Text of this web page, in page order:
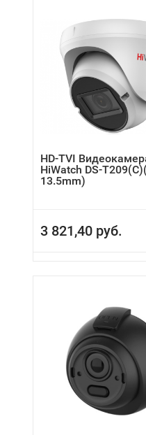
HD-TVI
HiWatch DS-
13.5mm)
3 821,40 руб.